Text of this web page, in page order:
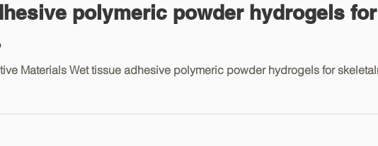
polymeric powder hydrogels
Materials Wet tissue adhesive polymeric powder hydrogels for